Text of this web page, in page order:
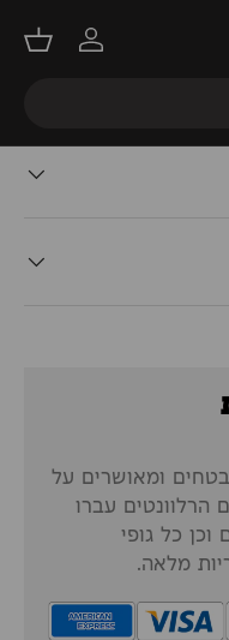
התחברות
סל
ומאושרים על
הרלוונטים עברו
כל גופי
מלאה.